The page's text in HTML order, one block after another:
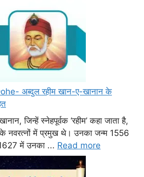
अब्दुल रहीम खान-ए-खानान के
जिन्हें स्नेहपूर्वक ‘रहीम’ कहा जाता है,
नवरत्नों में प्रमुख थे। उनका जन्म 1556
में उनका ... Read more